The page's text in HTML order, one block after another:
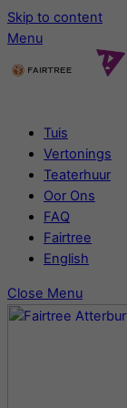
Skip to content
Menu
Tuis
Vertonings
Teaterhuur
Oor Ons
FAQ
Fairtree
English
Close Menu